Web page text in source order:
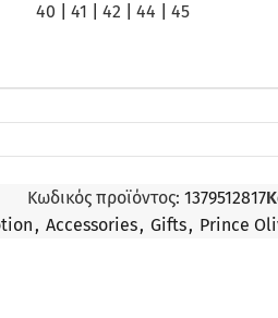
40 41 42 44 45
Κωδικός προϊόντος: 1379512817
, Accessories, Gifts, Prince